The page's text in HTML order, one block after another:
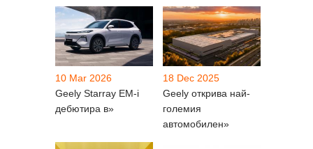
10 Mar 2026
Geely Starray EM-i
дебютира в»
18 Dec 2025
Geely открива най-
големия
автомобилен»